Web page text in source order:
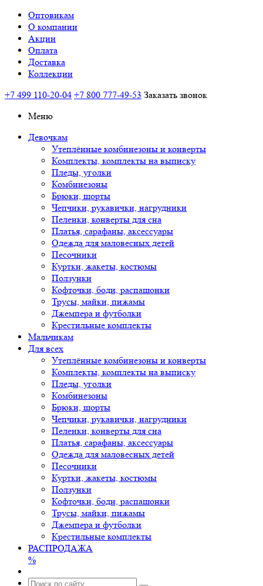
Оптовикам
О компании
Акции
Оплата
Доставка
Коллекции
+7 499 110-20-04 +7 800 777-49-53 Заказать звонок
Меню
Девочкам
Утеплённые комбинезоны и конверты
Комплекты, комплекты на выписку
Пледы, уголки
Комбинезоны
Брюки, шорты
Чепчики, рукавички, нагрудники
Пеленки, конверты для сна
Платья, сарафаны, аксессуары
Одежда для маловесных детей
Песочники
Куртки, жакеты, костюмы
Ползунки
Кофточки, боди, распашонки
Трусы, майки, пижамы
Джемпера и футболки
Крестильные комплекты
Мальчикам
Для всех
Утеплённые комбинезоны и конверты
Комплекты, комплекты на выписку
Пледы, уголки
Комбинезоны
Брюки, шорты
Чепчики, рукавички, нагрудники
Пеленки, конверты для сна
Платья, сарафаны, аксессуары
Одежда для маловесных детей
Песочники
Куртки, жакеты, костюмы
Ползунки
Кофточки, боди, распашонки
Трусы, майки, пижамы
Джемпера и футболки
Крестильные комплекты
РАСПРОДАЖА
%